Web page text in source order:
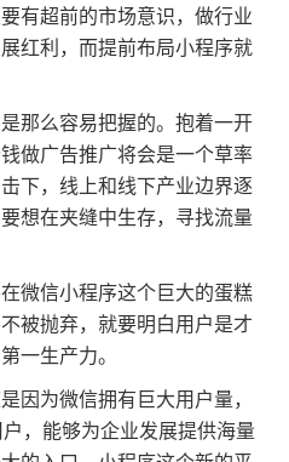
有超前的市场意识，做行业
红利，而提前布局小程序就
那么容易把握的。抱着一开
做广告推广将会是一个草率
下，线上和线下产业边界逐
想在夹缝中生存，寻找流量
微信小程序这个巨大的蛋糕
被抛弃，就要明白用户是才
一生产力。
因为微信拥有巨大用户量，
，能够为企业发展提供海量